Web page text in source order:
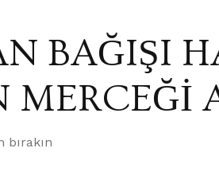
BAĞIŞI
MERCEĞİ
bırakın